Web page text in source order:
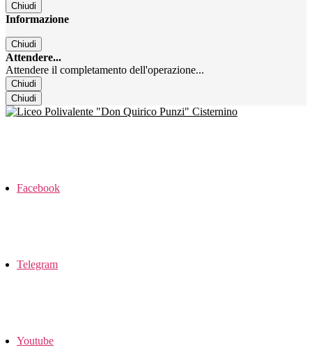
Chiudi
Informazione
Chiudi
Attendere...
Attendere il completamento dell'operazione...
Chiudi
Chiudi
Facebook
Telegram
Youtube